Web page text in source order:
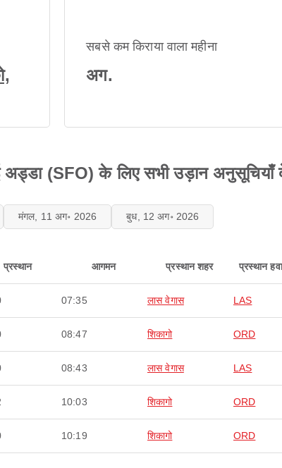
सबसे कम किराया वाला महीना
अग.
अड्डा (SFO) के लिए सभी उड़ान
मंगल, 11 अग॰ 2026 बुध, 12 अग॰ 2026
प्रस्थान आगमन प्रस्थान शहर प्रस्थान
07:35 लास वेगास LAS
08:47 शिकागो ORD
08:43 लास वेगास LAS
10:03 शिकागो ORD
10:19 शिकागो ORD